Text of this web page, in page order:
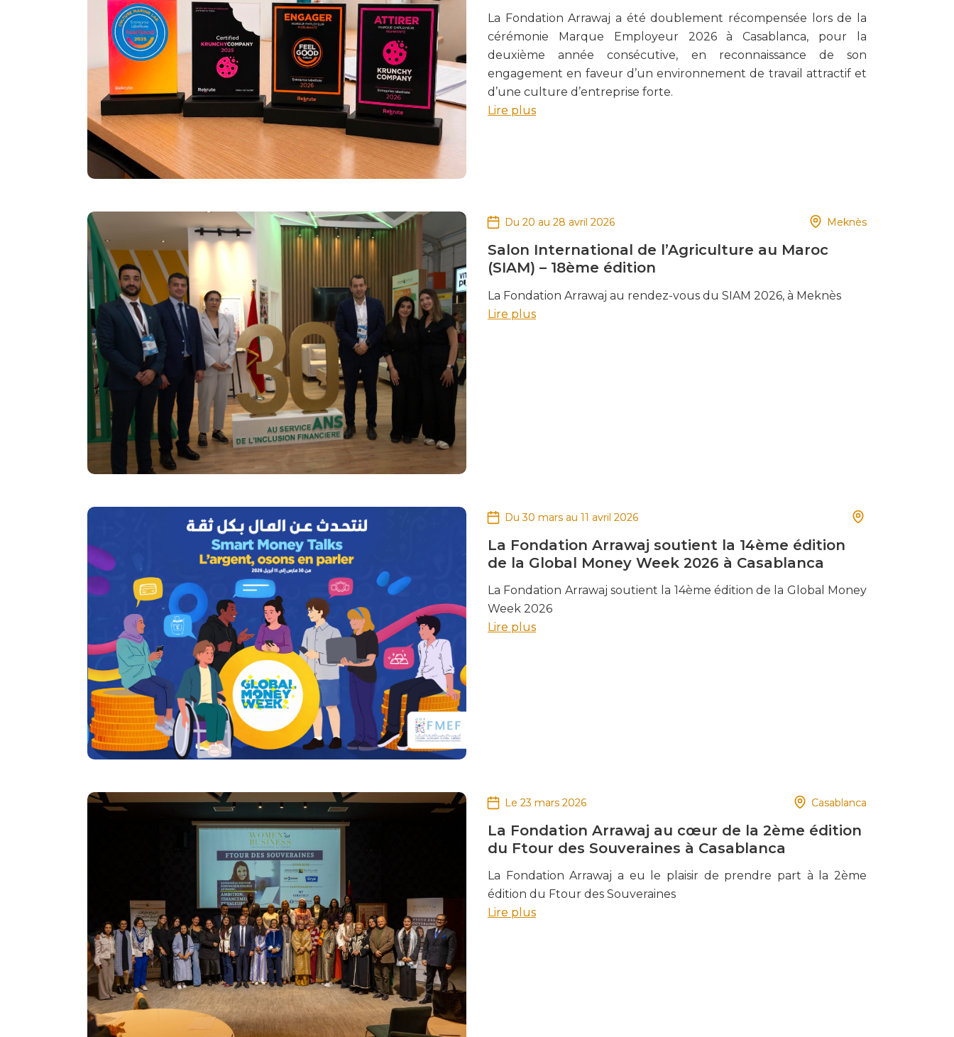
La Fondation Arrawaj a été doublement récompensée lors de la
cérémonie Marque Employeur 2026 à Casablanca, pour la
deuxième année consécutive, en reconnaissance de son
engagement en faveur d’un environnement de travail attractif et
d’une culture d’entreprise forte.
Lire plus
Du 20 au 28 avril 2026 Meknès
Salon International de l’Agriculture au Maroc
(SIAM) – 18ème édition
La Fondation Arrawaj au rendez-vous du SIAM 2026, à Meknès
Lire plus
Du 30 mars au 11 avril 2026
La Fondation Arrawaj soutient la 14ème édition
de la Global Money Week 2026 à Casablanca
La Fondation Arrawaj soutient la 14ème édition de la Global Money
Week 2026
Lire plus
Le 23 mars 2026 Casablanca
La Fondation Arrawaj au cœur de la 2ème édition
du Ftour des Souveraines à Casablanca
La Fondation Arrawaj a eu le plaisir de prendre part à la 2ème
édition du Ftour des Souveraines
Lire plus